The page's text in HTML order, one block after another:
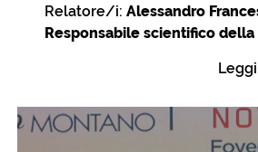
Relatore/i: Alessandro
Responsabile scientifico della